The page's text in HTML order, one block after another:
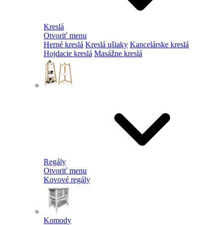
Kreslá
Otvoriť menu
Herné kreslá Kreslá ušiaky Kancelárske kreslá
Hojdacie kreslá Masážne kreslá
Regály
Otvoriť menu
Kovové regály
Komody